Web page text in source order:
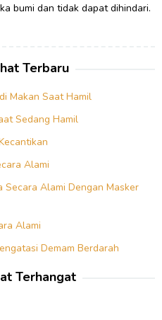
bumi dan tidak dapat dihindari.
Terbaru
Makan Saat Hamil
Sedang Hamil
Alami
Secara Alami Dengan Masker
Alami
Demam Berdarah
Terhangat